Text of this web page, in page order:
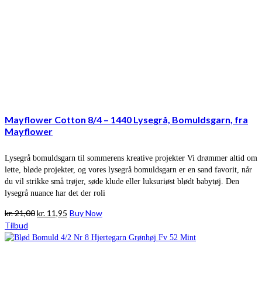
Mayflower Cotton 8/4 – 1440 Lysegrå, Bomuldsgarn, fra
Mayflower
Lysegrå bomuldsgarn til sommerens kreative projekter Vi drømmer altid om
lette, bløde projekter, og vores lysegrå bomuldsgarn er en sand favorit, når
du vil strikke små trøjer, søde klude eller luksuriøst blødt babytøj. Den
lysegrå nuance har det der roli
kr.21,00Den
pris
kr. 11,95 Den
pris
Buy Now
Tilbud